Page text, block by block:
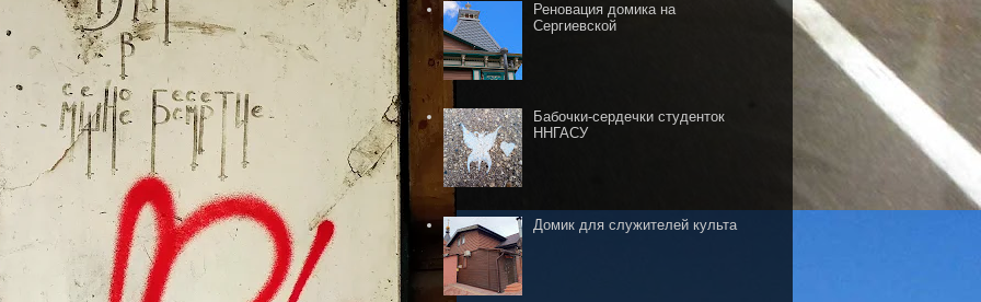
Реновация домика на
Сергиевской
Бабочки-сердечки студенток
ННГАСУ
Домик для служителей культа